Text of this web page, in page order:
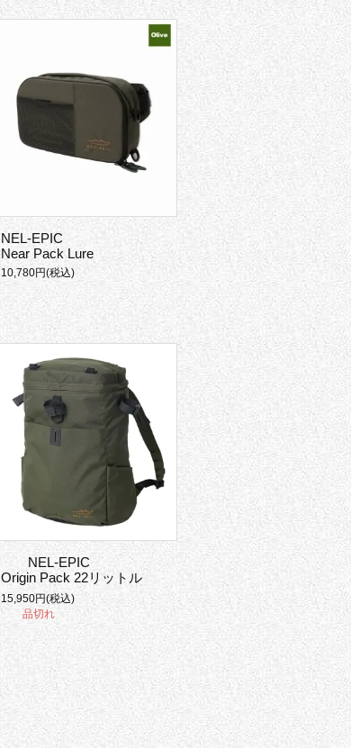
NEL-EPIC
Near Pack Lure
10,780円(税込)
NEL-EPIC
Origin Pack 22リットル
15,950円(税込)
品切れ